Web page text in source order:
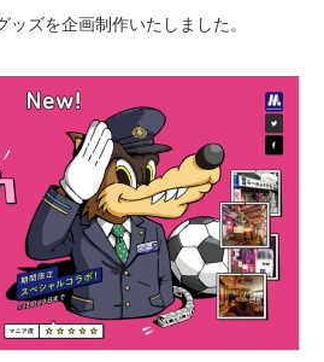
ッズを企画制作いたしました。